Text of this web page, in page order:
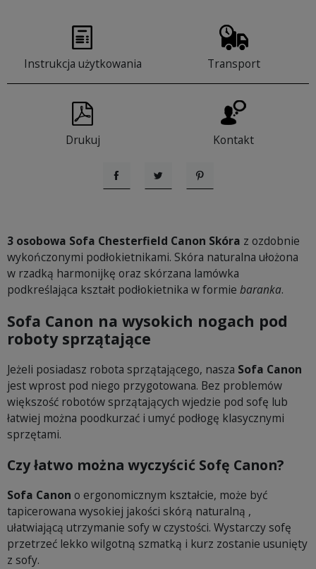
Instrukcja użytkowania Transport
Drukuj Kontakt
UdostępnijTweetujPinterest
3 osobowa Sofa Chesterfield Canon Skóra z ozdobnie
wykończonymi podłokietnikami. Skóra naturalna ułożona
w rzadką harmonijkę oraz skórzana lamówka
podkreślająca kształt podłokietnika w formie baranka.
Sofa Canon na wysokich nogach pod
roboty sprzątające
Jeżeli posiadasz robota sprzątającego, nasza Sofa Canon
jest wprost pod niego przygotowana. Bez problemów
większość robotów sprzątających wjedzie pod sofę lub
łatwiej można poodkurzać i umyć podłogę klasycznymi
sprzętami.
Czy łatwo można wyczyścić Sofę Canon?
Sofa Canon o ergonomicznym kształcie, może być
tapicerowana wysokiej jakości skórą naturalną ,
ułatwiającą utrzymanie sofy w czystości. Wystarczy sofę
przetrzeć lekko wilgotną szmatką i kurz zostanie usunięty
z sofy.